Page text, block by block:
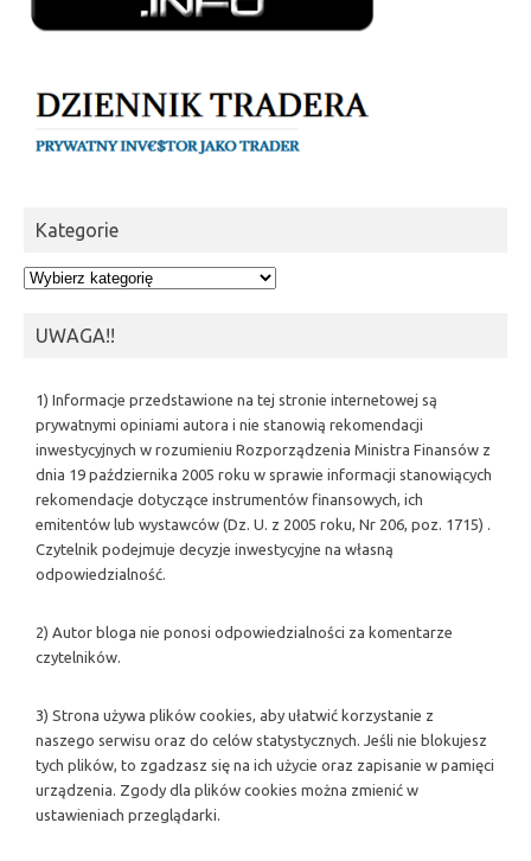
Kategorie
Kategorie
UWAGA!!
1) Informacje przedstawione na tej stronie internetowej są
prywatnymi opiniami autora i nie stanowią rekomendacji
inwestycyjnych w rozumieniu Rozporządzenia Ministra Finansów z
dnia 19 października 2005 roku w sprawie informacji stanowiących
rekomendacje dotyczące instrumentów finansowych, ich
emitentów lub wystawców (Dz. U. z 2005 roku, Nr 206, poz. 1715) .
Czytelnik podejmuje decyzje inwestycyjne na własną
odpowiedzialność.
2) Autor bloga nie ponosi odpowiedzialności za komentarze
czytelników.
3) Strona używa plików cookies, aby ułatwić korzystanie z
naszego serwisu oraz do celów statystycznych. Jeśli nie blokujesz
tych plików, to zgadzasz się na ich użycie oraz zapisanie w pamięci
urządzenia. Zgody dla plików cookies można zmienić w
ustawieniach przeglądarki.